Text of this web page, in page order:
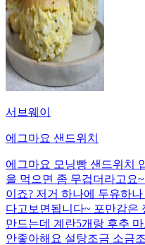
서브웨이
에그마요 샌드위치
에그마요 모닝빵 샌드위치
을 먹으면 좀 무겁더라고요
이죠? 저거 하나에 두유하
다고보면됩니다~ 포만감은
만드는데 계란5개랑 후추
안좋아해요 설탕조금 소금